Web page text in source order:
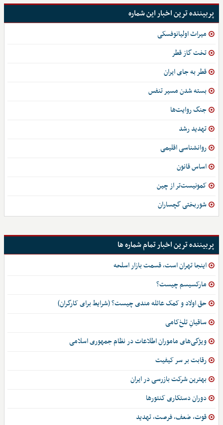
پربیننده ترین اخبار این شماره
میراث اولیانوفسکی
تخت گاز قطر
قطر به جای ایران
بسته شدن مسیر تنفس
جنگ روایت‌ها
تهدید رشد
روانشناسی اقلیمی
اساس قانون
کمونیست‌تر از چین
شوربختی گچساران
پربیننده ترین اخبار تمام شماره ها
اینجا تهران است، قسمت بازار اسلحه
مارکسیسم چیست؟
حق اولاد و کمک عائله مندی چیست؟ (شرایط برای کارگران)
ساقیانِ تلخ‌کامی
ویژگی‌های ماموران اطلاعات در نظام جمهوری اسلامی
رقابت بر سر کیفیت
بهترین شرکت بازرسی در ایران
دوران دستکاری کنتورها
قوت، ضعف، فرصت، تهدید